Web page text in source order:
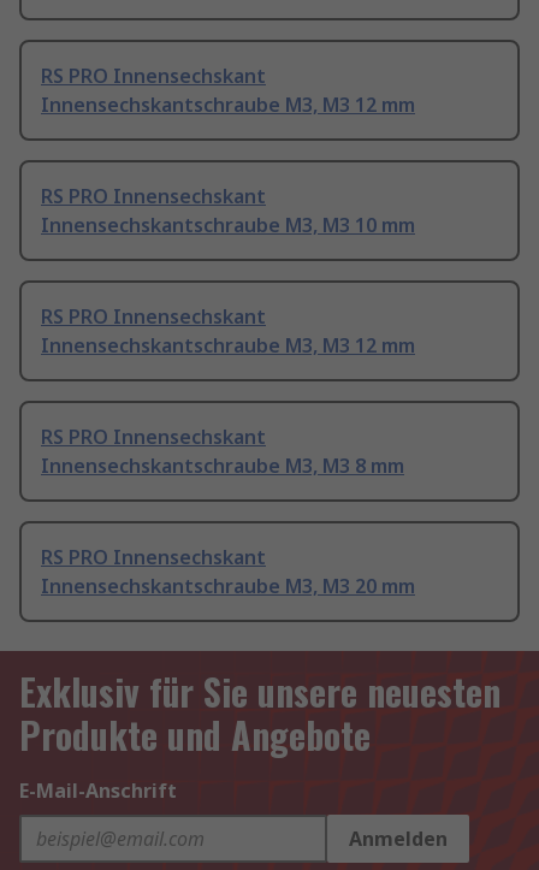
RS PRO Innensechskant
Innensechskantschraube M3, M3 12 mm
RS PRO Innensechskant
Innensechskantschraube M3, M3 10 mm
RS PRO Innensechskant
Innensechskantschraube M3, M3 12 mm
RS PRO Innensechskant
Innensechskantschraube M3, M3 8 mm
RS PRO Innensechskant
Innensechskantschraube M3, M3 20 mm
Exklusiv für Sie unsere neuesten
Produkte und Angebote
E-Mail-Anschrift
Anmelden